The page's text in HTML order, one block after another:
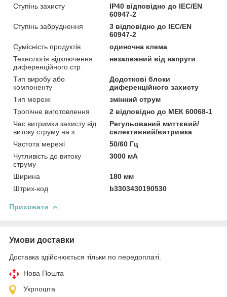
Ступінь захисту
IP40 відповідно до IEC/EN
60947-2
Ступінь забруднення
3 відповідно до IEC/EN
60947-2
Сумісність продуктів
одиночна клема
Технологія відключення
диференційного стр
незалежний від напруги
Тип виробу або
компоненту
Додоткові блоки
диференційного захисту
Тип мережі
змінний струм
Тропічне виготовлення
2 відповідно до МЕК 60068-1
Час витримки захисту від
витоку струму на з
Регульований миттєвий/
селективний/витримка
Частота мережі
50/60 Гц
Чутливість до витоку
струму
3000 мА
Ширина
180 мм
Штрих-код
b3303430190530
Приховати
Умови доставки
Доставка здійснюється тільки по передоплаті.
Нова Пошта
Укрпошта